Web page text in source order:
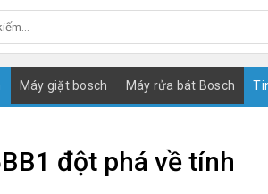
Máy giặt bosch Máy rửa bát Bosch
đột phá về tính